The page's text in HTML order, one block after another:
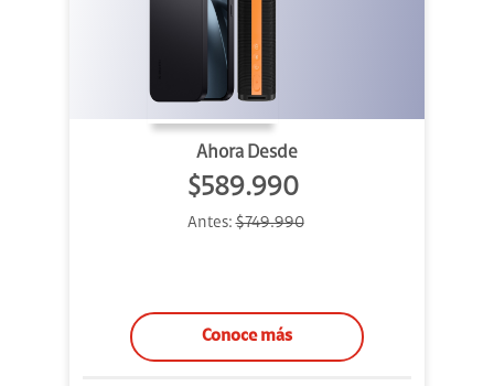
Ahora Desde
$589.990
Antes:$749.990
Conoce más